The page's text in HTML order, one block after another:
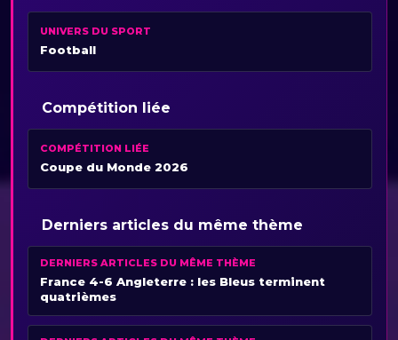
UNIVERS DU SPORT
Football
Compétition liée
COMPÉTITION LIÉE
Coupe du Monde 2026
Derniers articles du même thème
DERNIERS ARTICLES DU MÊME THÈME
France 4-6 Angleterre : les Bleus terminent
quatrièmes